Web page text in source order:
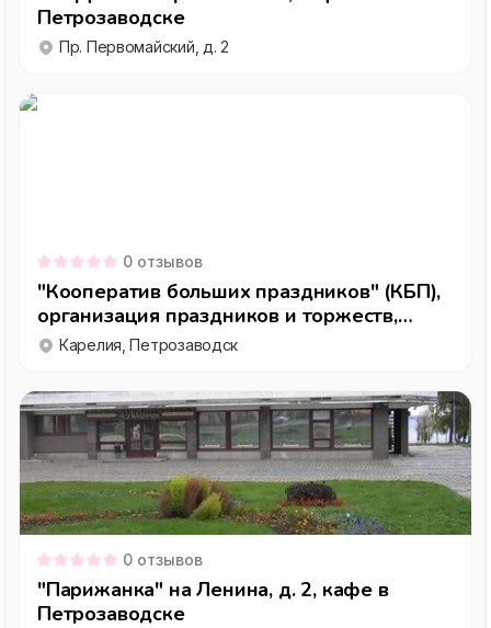
Петрозаводске
Пр. Первомайский, д. 2
0 отзывов
"Кооператив больших праздников" (КБП),
организация праздников и торжеств,
Петрозаводск
Карелия, Петрозаводск
0 отзывов
"Парижанка" на Ленина, д. 2, кафе в
Петрозаводске